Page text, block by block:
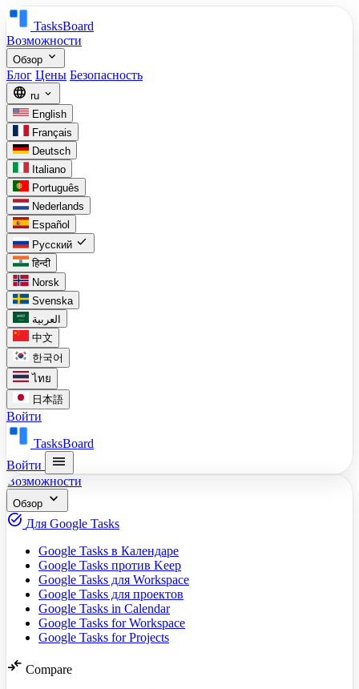
TasksBoard
Возможности
Обзор expand_more
Блог Цены Безопасность
language ru expand_more
English
Français
Deutsch
Italiano
Português
Nederlands
Español
Русский check
हिन्दी
Norsk
Svenska
العربية
中文
한국어
ไทย
日本語
Войти
TasksBoard
Войти
menu
Возможности
Обзор expand_more
task_alt Для Google Tasks
Google Tasks в Календаре
Google Tasks против Keep
Google Tasks для Workspace
Google Tasks для проектов
Google Tasks in Calendar
Google Tasks for Workspace
Google Tasks for Projects
compare_arrows Compare